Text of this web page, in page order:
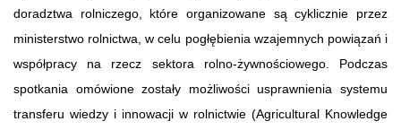
doradztwa rolniczego, które organizowane są cyklicznie przez
ministerstwo rolnictwa, w celu pogłębienia wzajemnych powiązań i
współpracy na rzecz sektora rolno-żywnościowego. Podczas
spotkania omówione zostały możliwości usprawnienia systemu
transferu wiedzy i innowacji w rolnictwie (Agricultural Knowledge